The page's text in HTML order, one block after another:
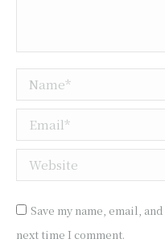
Name *
Email *
Website
Save my name, email,
next time I comment.